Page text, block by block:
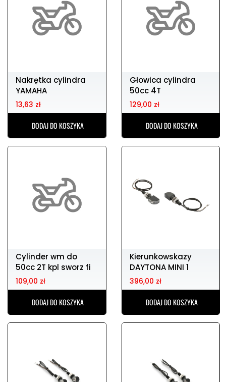
Nakrętka cylindra
YAMAHA
9017910m3500
13,63 zł
DODAJ DO KOSZYKA
Głowica cylindra
50cc 4T
129,00 zł
DODAJ DO KOSZYKA
Cylinder wm do
50cc 2T kpl sworz fi
12 KEEWAY
109,00 zł
DODAJ DO KOSZYKA
Kierunkowskazy
DAYTONA MINI 1
396,00 zł
DODAJ DO KOSZYKA